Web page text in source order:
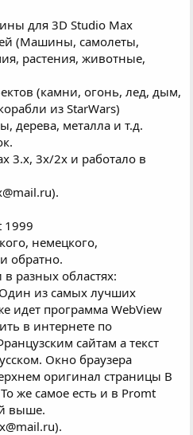
для 3D Studio Max
(Машины, самолеты,
растения, животные,
(камни, огонь, лед, дым,
из StarWars)
дерева, металла и т.д.
3.x, 3x/2x и работало в
1999
немецкого,
обратно.
разных областях:
из самых лучших
идет программа WebView
в интернете по
сайтам а текст
Окно браузера
оригинал страницы В
же самое есть и в Promt
выше.